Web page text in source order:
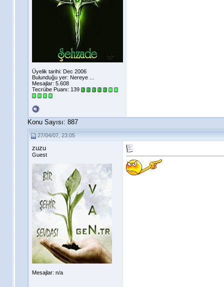
Üyelik tarihi: Dec 2006
Bulunduğu yer: Nereye ...
Mesajlar: 5.608
Tecrübe Puanı: 139
Konu Sayısı: 887
27/04/07, 23:05
zuzu
Guest
Mesajlar: n/a